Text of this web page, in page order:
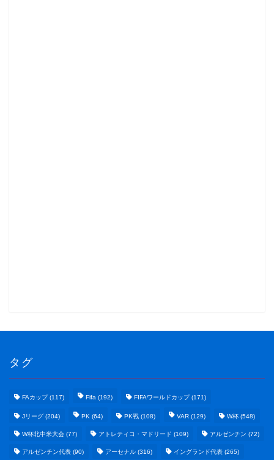
タグ
FAカップ (117) Fifa (192) FIFAワールドカップ (171)
Jリーグ (204) PK (64) PK戦 (108) VAR (129) W杯 (548)
W杯北中米大会 (77) アトレティコ・マドリード (109) アルゼンチン (72)
アルゼンチン代表 (90) アーセナル (316) イングランド代表 (265)